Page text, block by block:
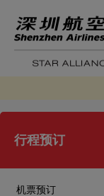
行程预订
机票预订